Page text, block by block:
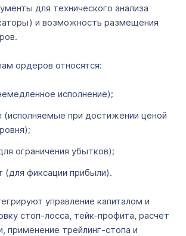
для технического анализа
и возможность размещения
ордеров относятся:
исполнение);
при достижении ценой
ограничения убытков);
(для фиксации прибыли).
управление капиталом и
стоп-лосса, тейк-профита, расчет
применение трейлинг-стопа и